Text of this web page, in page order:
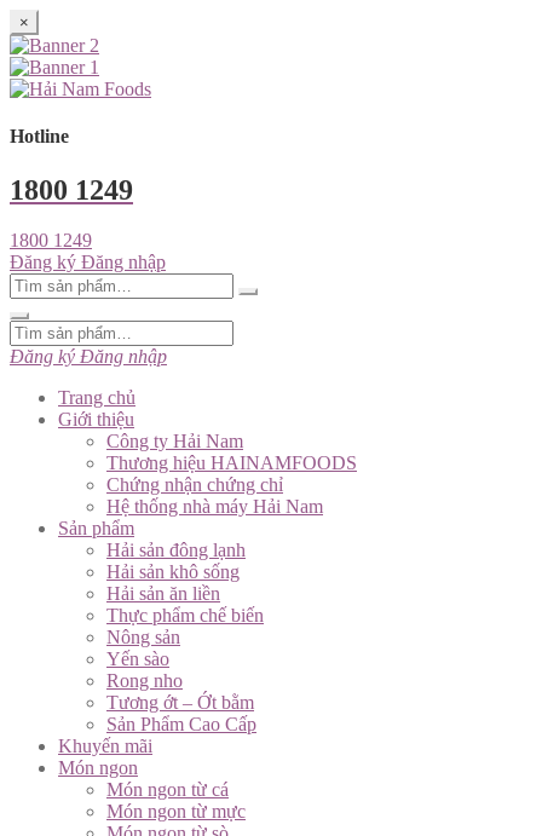
×
Hotline
1800 1249
1800 1249
Đăng ký Đăng nhập
Đăng ký Đăng nhập
Trang chủ
Giới thiệu
Công ty Hải Nam
Thương hiệu HAINAMFOODS
Chứng nhận chứng chỉ
Hệ thống nhà máy Hải Nam
Sản phẩm
Hải sản đông lạnh
Hải sản khô sống
Hải sản ăn liền
Thực phẩm chế biến
Nông sản
Yến sào
Rong nho
Tương ớt – Ớt bằm
Sản Phẩm Cao Cấp
Khuyến mãi
Món ngon
Món ngon từ cá
Món ngon từ mực